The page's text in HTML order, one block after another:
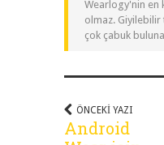
Wearlogy'nin en
olmaz.
çok çabuk
ÖNCEKI YAZI
Android